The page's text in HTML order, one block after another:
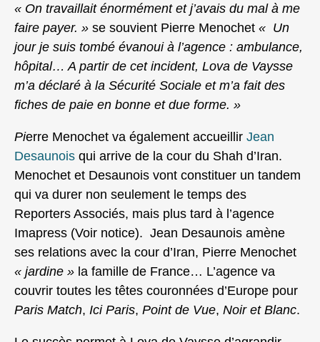
« On travaillait énormément et j’avais du mal à me
faire payer. » se souvient Pierre Menochet « Un
jour je suis tombé évanoui à l’agence : ambulance,
hôpital… A partir de cet incident, Lova de Vaysse
m’a déclaré à la Sécurité Sociale et m’a fait des
fiches de paie en bonne et due forme. »
Pierre Menochet va également accueillir Jean
Desaunois qui arrive de la cour du Shah d’Iran.
Menochet et Desaunois vont constituer un tandem
qui va durer non seulement le temps des
Reporters Associés, mais plus tard à l’agence
Imapress (Voir notice). Jean Desaunois amène
ses relations avec la cour d’Iran, Pierre Menochet
« jardine » la famille de France… L’agence va
couvrir toutes les têtes couronnées d’Europe pour
Paris Match, Ici Paris, Point de Vue, Noir et Blanc.